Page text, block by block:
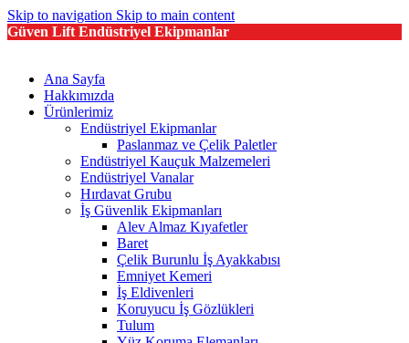
Skip to navigation Skip to main content
Güven Lift Endüstriyel Ekipmanlar
Ana Sayfa
Hakkımızda
Ürünlerimiz
Endüstriyel Ekipmanlar
Paslanmaz ve Çelik Paletler
Endüstriyel Kauçuk Malzemeleri
Endüstriyel Vanalar
Hırdavat Grubu
İş Güvenlik Ekipmanları
Alev Almaz Kıyafetler
Baret
Çelik Burunlu İş Ayakkabısı
Emniyet Kemeri
İş Eldivenleri
Koruyucu İş Gözlükleri
Tulum